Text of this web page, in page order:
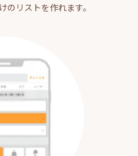
のリストを作れます。